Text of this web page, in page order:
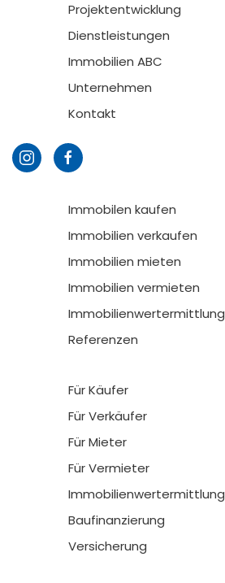
Projektentwicklung
Dienstleistungen
Immobilien ABC
Unternehmen
Kontakt
Immobilen kaufen
Immobilien verkaufen
Immobilien mieten
Immobilien vermieten
Immobilienwertermittlung
Referenzen
Für Käufer
Für Verkäufer
Für Mieter
Für Vermieter
Immobilienwertermittlung
Baufinanzierung
Versicherung